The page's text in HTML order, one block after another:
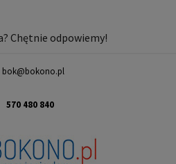
Chętnie odpowiemy!
bok@bokono.pl
570 480 840